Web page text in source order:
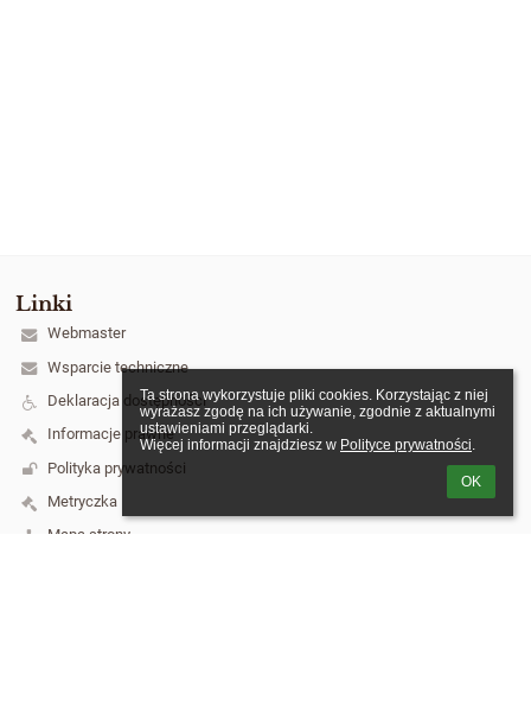
Ta strona wykorzystuje pliki cookies. Korzystając z niej
wyrażasz zgodę na ich używanie, zgodnie z aktualnymi
ustawieniami przeglądarki.
Więcej informacji znajdziesz w Polityce prywatności.
OK
Linki
Webmaster
Wsparcie techniczne
Deklaracja dostępności
Informacje prawne
Polityka prywatności
Metryczka
Mapa strony